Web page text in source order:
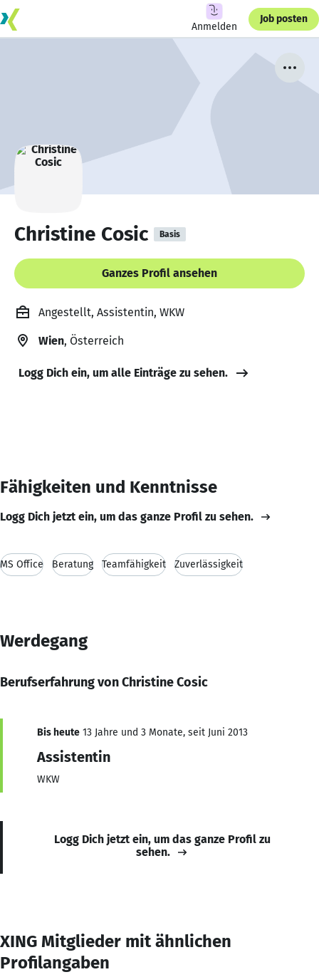
Anmelden
Job posten
Christine Cosic Basis
Ganzes Profil ansehen
Angestellt, Assistentin, WKW
Wien, Österreich
Logg Dich ein, um alle Einträge zu sehen.
Fähigkeiten und Kenntnisse
Logg Dich jetzt ein, um das ganze Profil zu sehen.
MS Office Beratung Teamfähigkeit Zuverlässigkeit
Werdegang
Berufserfahrung von Christine Cosic
Bis heute 13 Jahre und 3 Monate, seit Juni 2013
Assistentin
WKW
Logg Dich jetzt ein, um das ganze Profil zu
sehen.
XING Mitglieder mit ähnlichen
Profilangaben